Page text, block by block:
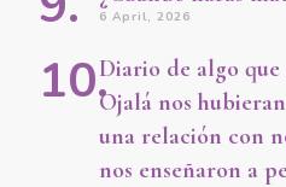
6 April, 2026
Diario de algo que
Ojalá nos
una relación con
nos enseñaron a